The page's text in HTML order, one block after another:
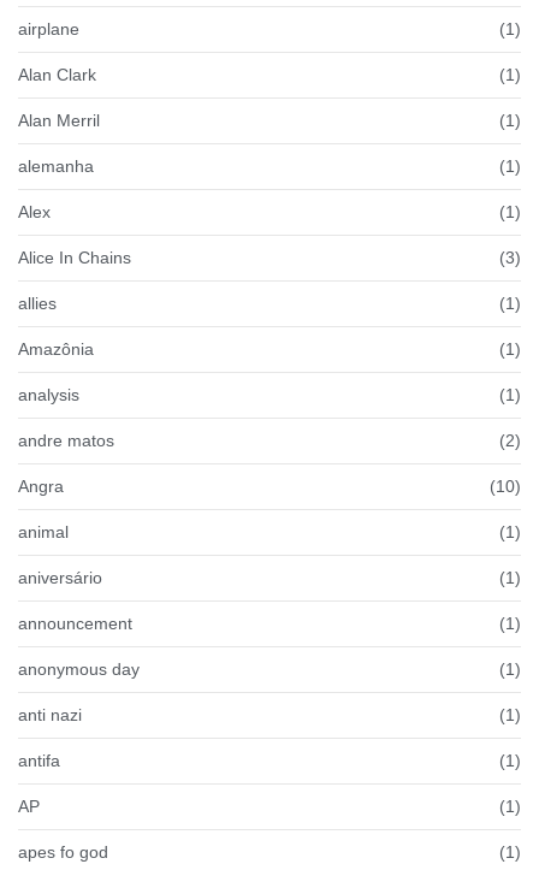
airplane (1)
Alan Clark (1)
Alan Merril (1)
alemanha (1)
Alex (1)
Alice In Chains (3)
allies (1)
Amazônia (1)
analysis (1)
andre matos (2)
Angra (10)
animal (1)
aniversário (1)
announcement (1)
anonymous day (1)
anti nazi (1)
antifa (1)
AP (1)
apes fo god (1)